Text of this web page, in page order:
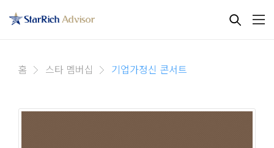
홈 스타 멤버십 기업가정신 콘서트